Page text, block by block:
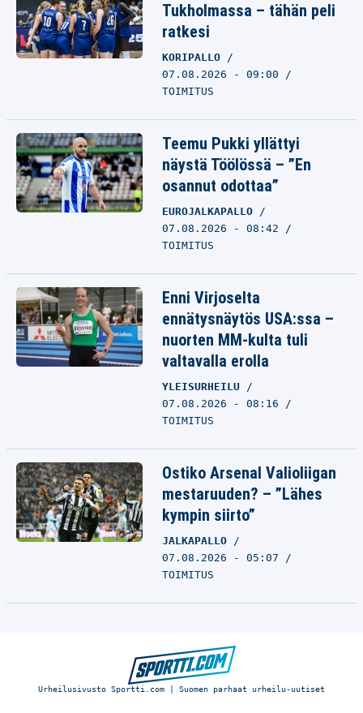
Tukholmassa – tähän peli
ratkesi
KORIPALLO
07.08.2026 - 09:00
TOIMITUS
Teemu Pukki yllättyi
näystä Töölössä – ”En
osannut odottaa”
EUROJALKAPALLO
07.08.2026 - 08:42
TOIMITUS
Enni Virjoselta
ennätysnäytös USA:ssa –
nuorten MM-kulta tuli
valtavalla erolla
YLEISURHEILU
07.08.2026 - 08:16
TOIMITUS
Ostiko Arsenal Valioliigan
mestaruuden? – ”Lähes
kympin siirto”
JALKAPALLO
07.08.2026 - 05:07
TOIMITUS
Urheilusivusto Sportti.com | Suomen parhaat urheilu-uutiset